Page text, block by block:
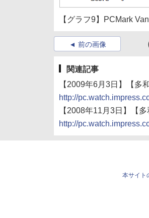
【グラフ9】PCMark
前の画像
関連記事
【2009年6月3日】【多
http://
【2008年11月3日】【
http://
本サイト